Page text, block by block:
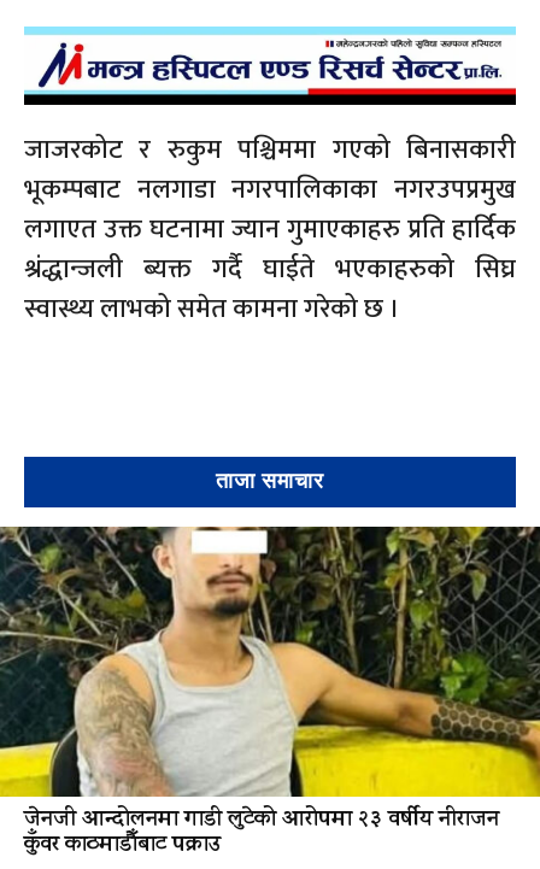
जाजरकोट र रुकुम पश्चिममा गएको बिनासकारी
भूकम्पबाट नलगाडा नगरपालिकाका नगरउपप्रमुख
लगाएत उक्त घटनामा ज्यान गुमाएकाहरु प्रति हार्दिक
श्रंद्धान्जली ब्यक्त गर्दै घाईते भएकाहरुको सिघ्र
स्वास्थ्य लाभको समेत कामना गरेको छ ।
ताजा समाचार
जेनजी आन्दोलनमा गाडी लुटेको आरोपमा २३ वर्षीय नीराजन
कुँवर काठमाडौँबाट पक्राउ